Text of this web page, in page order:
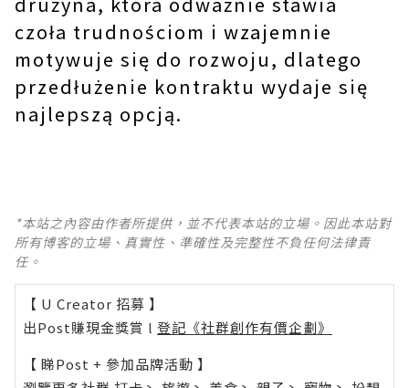
czoła trudnościom i wzajemnie
motywuje się do rozwoju, dlatego
przedłużenie kontraktu wydaje się
najlepszą opcją.
*本站之內容由作者所提供，並不代表本站的立場。因此本站對
所有博客的立場、真實性、準確性及完整性不負任何法律責
任。
【 U Creator 招募 】
出Post賺現金獎賞 l 登記《社群創作有價企劃》
【 睇Post + 參加品牌活動 】